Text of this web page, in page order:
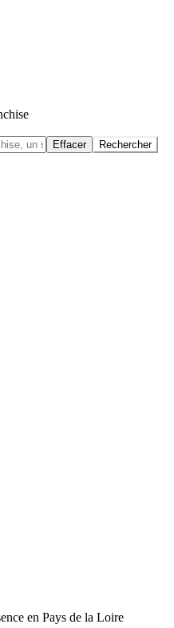
Effacer Rechercher
en Pays de la Loire